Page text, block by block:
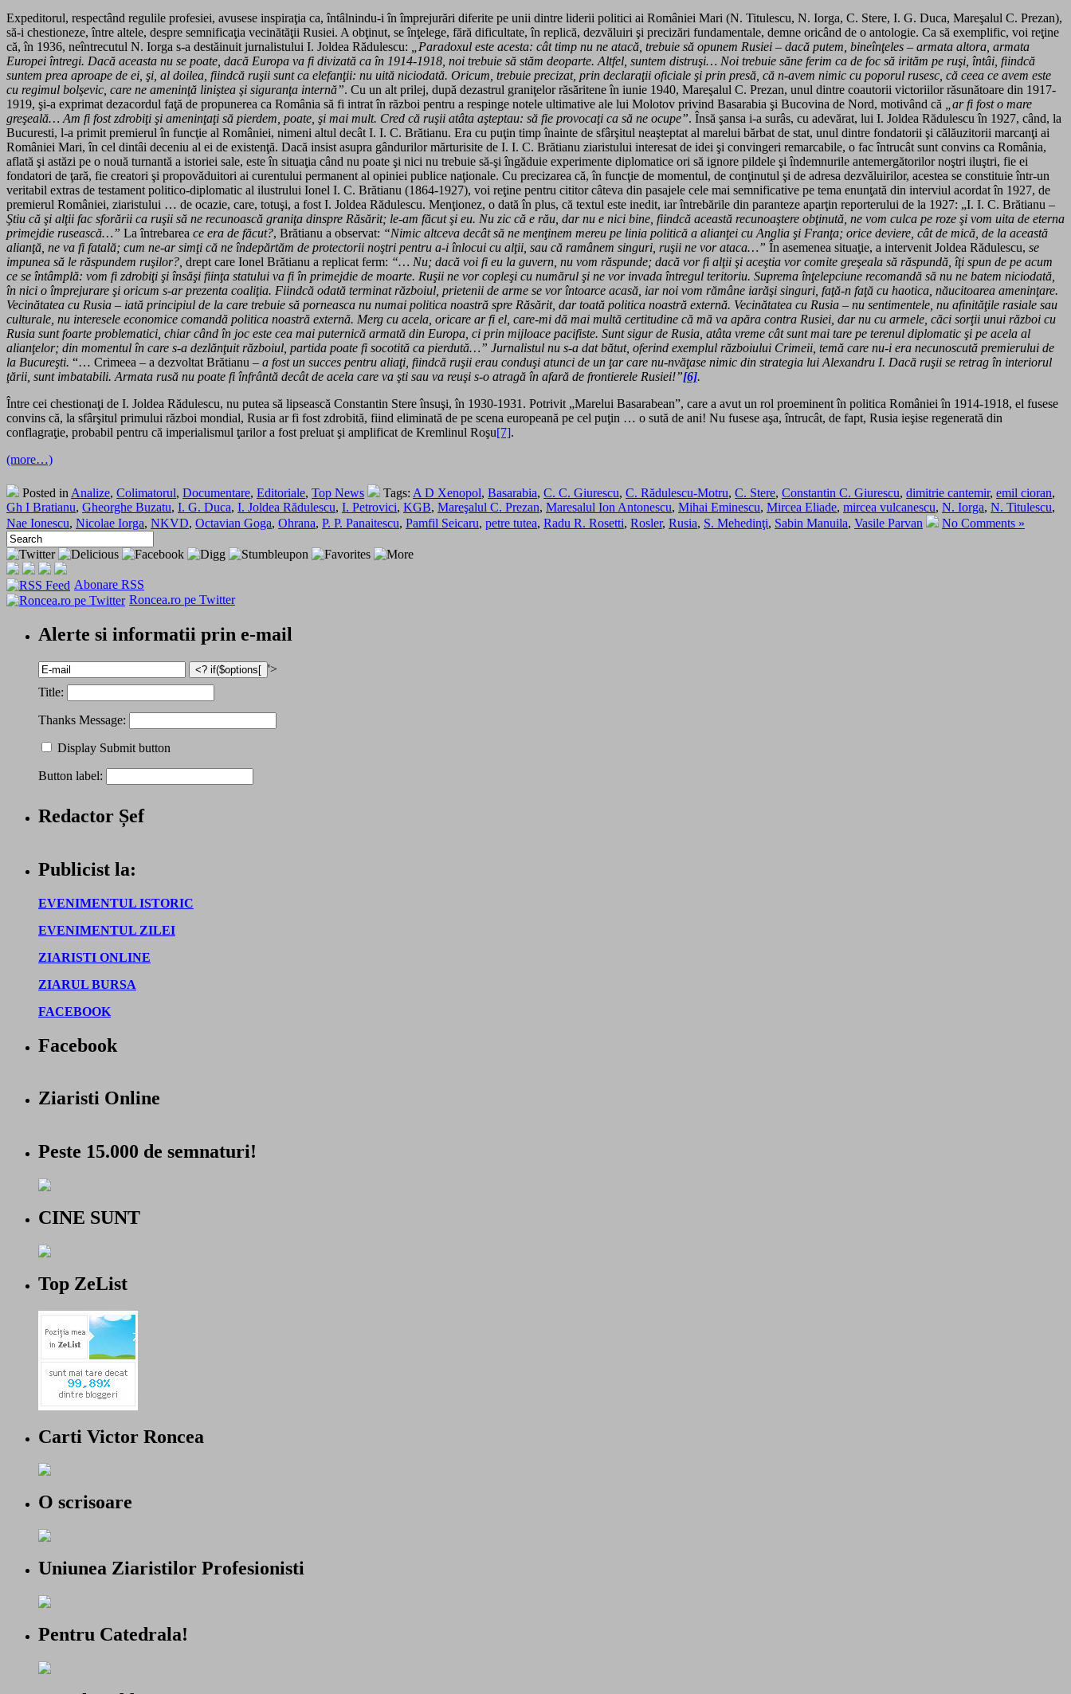
Expeditorul, respectând regulile profesiei, avusese inspiraţia ca, întâlnindu-i în împrejurări diferite pe unii dintre liderii politici ai României Mari (N. Titulescu, N. Iorga, C. Stere, I. G. Duca, Mareşalul C. Prezan),
să-i chestioneze, între altele, despre semnificaţia vecinătăţii Rusiei. A obţinut, se înţelege, fără dificultate, în replică, dezvăluiri şi precizări fundamentale, demne oricând de o antologie. Ca să exemplific, voi reţine
că, în 1936, neîntrecutul N. Iorga s-a destăinuit jurnalistului I. Joldea Rădulescu:
„Paradoxul este acesta: cât timp nu ne atacă, trebuie să opunem Rusiei – dacă putem, bineînţeles – armata altora, armata
Europei întregi. Dacă aceasta nu se poate, dacă Europa va fi divizată ca în 1914-1918, noi trebuie să stăm deoparte. Altfel, suntem distruşi… Noi trebuie săne ferim ca de foc să irităm pe ruşi, întâi, fiindcă
suntem prea aproape de ei, şi, al doilea, fiindcă ruşii sunt ca elefanţii: nu uită niciodată. Oricum, trebuie precizat, prin declaraţii oficiale şi prin presă, că n-avem nimic cu poporul rusesc, că ceea ce avem este
cu regimul bolşevic, care ne ameninţă liniştea şi siguranţa internă”. Cu un alt prilej, după dezastrul graniţelor răsăritene în iunie 1940, Mareşalul C. Prezan, unul dintre coautorii victoriilor răsunătoare din 1917-
1919, şi-a exprimat dezacordul faţă de propunerea ca România să fi intrat în război pentru a respinge notele ultimative ale lui Molotov privind Basarabia şi Bucovina de Nord, motivând că
„ar fi fost o mare
greşeală… Am fi fost zdrobiţi şi ameninţaţi să pierdem, poate, şi mai mult. Cred că ruşii atâta aşteptau: să fie provocaţi ca să ne ocupe”. Însă şansa i-a surâs, cu adevărat, lui I. Joldea Rădulescu în 1927, când, la
Bucuresti, l-a primit premierul în funcţie al României, nimeni altul decât I. I. C. Brătianu. Era cu puţin timp înainte de sfârşitul neaşteptat al marelui bărbat de stat, unul dintre fondatorii şi călăuzitorii marcanţi ai
României Mari, în cel dintâi deceniu al ei de existenţă. Dacă insist asupra gândurilor mărturisite de I. I. C. Brătianu ziaristului interesat de idei şi convingeri remarcabile, o fac întrucât sunt convins ca România,
aflată şi astăzi pe o nouă turnantă a istoriei sale, este în situaţia când nu poate şi nici nu trebuie să-şi îngăduie experimente diplomatice ori să ignore pildele şi îndemnurile antemergătorilor noştri iluştri, fie ei
fondatori de ţară, fie creatori şi propovăduitori ai curentului permanent al opiniei publice naţionale. Cu precizarea că, în funcţie de momentul, de conţinutul şi de adresa dezvăluirilor, acestea se constituie într-un
veritabil extras de testament politico-diplomatic al ilustrului Ionel I. C. Brătianu (1864-1927), voi reţine pentru cititor câteva din pasajele cele mai semnificative pe tema enunţată din interviul acordat în 1927, de
premierul României, ziaristului … de ocazie, care, totuşi, a fost I. Joldea Rădulescu. Menţionez, o dată în plus, că textul este inedit, iar întrebările din paranteze aparţin reporterului de la 1927: „I. I. C. Brătianu –
Ştiu că şi alţii fac sforării ca ruşii să ne recunoască graniţa dinspre Răsărit; le-am făcut şi eu. Nu zic că e rău, dar nu e nici bine, fiindcă această recunoaştere obţinută, ne vom culca pe roze şi vom uita de eterna
primejdie rusească…” La întrebarea ce era de făcut?, Brătianu a observat: “Nimic altceva decât să ne menţinem mereu pe linia politică a alianţei cu Anglia şi Franţa; orice deviere, cât de mică, de la această
alianţă, ne va fi fatală; cum ne-ar simţi că ne îndepărtăm de protectorii noştri pentru a-i înlocui cu alţii, sau că ramânem singuri, ruşii ne vor ataca…” În asemenea situaţie, a intervenit Joldea Rădulescu, se
impunea să le răspundem ruşilor?, drept care Ionel Brătianu a replicat ferm: “… Nu; dacă voi fi eu la guvern, nu vom răspunde; dacă vor fi alţii şi aceştia vor comite greşeala să răspundă, îţi spun de pe acum
ce se întâmplă: vom fi zdrobiţi şi însăşi fiinţa statului va fi în primejdie de moarte. Ruşii ne vor copleşi cu numărul şi ne vor invada întregul teritoriu. Suprema înţelepciune recomandă să nu ne batem niciodată,
în nici o împrejurare şi oricum s-ar prezenta coaliţia. Fiindcă odată terminat războiul, prietenii de arme se vor întoarce acasă, iar noi vom rămâne iarăşi singuri, faţă-n faţă cu haotica, năucitoarea ameninţare.
Vecinătatea cu Rusia – iată principiul de la care trebuie să porneasca nu numai politica noastră spre Răsărit, dar toată politica noastră externă. Vecinătatea cu Rusia – nu sentimentele, nu afinităţile rasiale sau
culturale, nu interesele economice comandă politica noastră externă. Merg cu acela, oricare ar fi el, care-mi dă mai multă certitudine că mă va apăra contra Rusiei, dar nu cu armele, căci sorţii unui război cu
Rusia sunt foarte problematici, chiar când în joc este cea mai puternică armată din Europa, ci prin mijloace pacifiste. Sunt sigur de Rusia, atâta vreme cât sunt mai tare pe terenul diplomatic şi pe acela al
alianţelor; din momentul în care s-a dezlănţuit războiul, partida poate fi socotită ca pierdută…” Jurnalistul nu s-a dat bătut, oferind exemplul războiului Crimeii, temă care nu-i era necunoscută premierului de
la Bucureşti. “… Crimeea – a dezvoltat Brătianu – a fost un succes pentru aliaţi, fiindcă ruşii erau conduşi atunci de un ţar care nu-nvăţase nimic din strategia lui Alexandru I. Dacă ruşii se retrag în interiorul
ţării, sunt imbatabili. Armata rusă nu poate fi înfrântă decât de acela care va şti sau va reuşi s-o atragă în afară de frontierele Rusiei!”[6].
Între cei chestionaţi de I. Joldea Rădulescu, nu putea să lipsească Constantin Stere însuşi, în 1930-1931. Potrivit „Marelui Basarabean”, care a avut un rol proeminent în politica României în 1914-1918, el fusese
convins că, la sfârşitul primului război mondial, Rusia ar fi fost zdrobită, fiind eliminată de pe scena europeană pe cel puţin … o sută de ani! Nu fusese aşa, întrucât, de fapt, Rusia ieşise regenerată din
conflagraţie, probabil pentru că imperialismul ţarilor a fost preluat şi amplificat de Kremlinul Roşu[7].
(more…)
Posted in Analize, Colimatorul, Documentare, Editoriale, Top News Tags: A D Xenopol, Basarabia, C. C. Giurescu, C. Rădulescu-Motru, C. Stere, Constantin C. Giurescu, dimitrie cantemir, emil cioran,
Gh I Bratianu, Gheorghe Buzatu, I. G. Duca, I. Joldea Rădulescu, I. Petrovici, KGB, Mareşalul C. Prezan, Maresalul Ion Antonescu, Mihai Eminescu, Mircea Eliade, mircea vulcanescu, N. Iorga, N. Titulescu,
Nae Ionescu, Nicolae Iorga, NKVD, Octavian Goga, Ohrana, P. P. Panaitescu, Pamfil Seicaru, petre tutea, Radu R. Rosetti, Rosler, Rusia, S. Mehedinţi, Sabin Manuila, Vasile Parvan No Comments »
Abonare RSS
Roncea.ro pe Twitter
Alerte si informatii prin e-mail
'>
Title:
Thanks Message:
Display Submit button
Button label:
Redactor Șef
Publicist la:
EVENIMENTUL ISTORIC
EVENIMENTUL ZILEI
ZIARISTI ONLINE
ZIARUL BURSA
FACEBOOK
Facebook
Ziaristi Online
Peste 15.000 de semnaturi!
CINE SUNT
Top ZeList
Carti Victor Roncea
O scrisoare
Uniunea Ziaristilor Profesionisti
Pentru Catedrala!